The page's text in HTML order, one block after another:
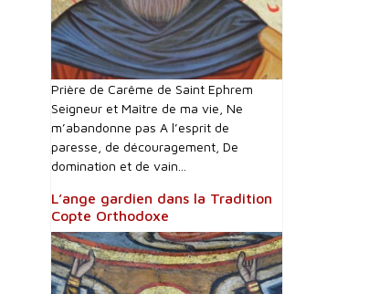
Prière de Carême de Saint Ephrem
Seigneur et Maître de ma vie, Ne
m’abandonne pas A l’esprit de
paresse, de découragement, De
domination et de vain...
L’ange gardien dans la Tradition
Copte Orthodoxe